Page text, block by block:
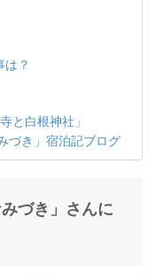
は？
と白根神社」
づき」宿泊記ブログ
づき」さんに